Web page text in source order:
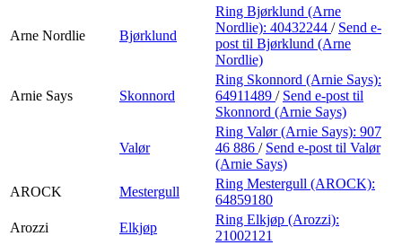
Arne Nordlie Bjørklund
Ring Bjørklund (Arne
Nordlie): 40432244 / Send e-
post til Bjørklund (Arne
Nordlie)
Arnie Says Skonnord
Ring Skonnord (Arnie Says):
64911489 / Send e-post til
Skonnord (Arnie Says)
Valør
Ring Valør (Arnie Says): 907
46 886 / Send e-post til Valør
(Arnie Says)
AROCK
Mestergull
Ring Mestergull (AROCK):
64859180
Arozzi
Elkjøp
Ring Elkjøp (Arozzi):
21002121